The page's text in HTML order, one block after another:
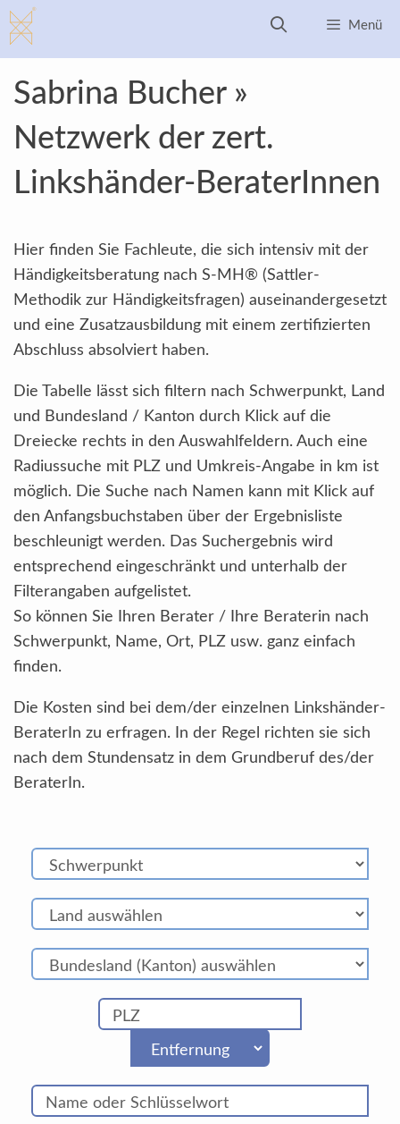
Zum
Inhalt
springen
Menü
Sabrina Bucher »
Netzwerk der zert.
Linkshänder-BeraterInnen
Hier finden Sie Fachleute, die sich intensiv mit der
Händigkeitsberatung nach S-MH® (Sattler-
Methodik zur Händigkeitsfragen) auseinandergesetzt
und eine Zusatzausbildung mit einem zertifizierten
Abschluss absolviert haben.
Die Tabelle lässt sich filtern nach Schwerpunkt, Land
und Bundesland / Kanton durch Klick auf die
Dreiecke rechts in den Auswahlfeldern. Auch eine
Radiussuche mit PLZ und Umkreis-Angabe in km ist
möglich. Die Suche nach Namen kann mit Klick auf
den Anfangsbuchstaben über der Ergebnisliste
beschleunigt werden. Das Suchergebnis wird
entsprechend eingeschränkt und unterhalb der
Filterangaben aufgelistet.
So können Sie Ihren Berater / Ihre Beraterin nach
Schwerpunkt, Name, Ort, PLZ usw. ganz einfach
finden.
Die Kosten sind bei dem/der einzelnen Linkshänder-
BeraterIn zu erfragen. In der Regel richten sie sich
nach dem Stundensatz in dem Grundberuf des/der
BeraterIn.